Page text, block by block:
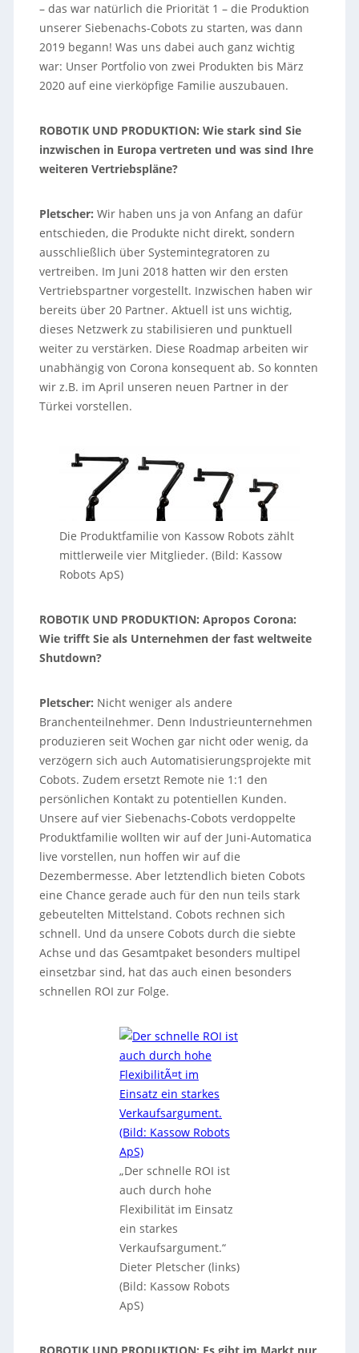
– das war natürlich die Priorität 1 – die Produktion
unserer Siebenachs-Cobots zu starten, was dann
2019 begann! Was uns dabei auch ganz wichtig
war: Unser Portfolio von zwei Produkten bis März
2020 auf eine vierköpfige Familie auszubauen.
ROBOTIK UND PRODUKTION: Wie stark sind Sie
inzwischen in Europa vertreten und was sind Ihre
weiteren Vertriebspläne?
Pletscher: Wir haben uns ja von Anfang an dafür
entschieden, die Produkte nicht direkt, sondern
ausschließlich über Systemintegratoren zu
vertreiben. Im Juni 2018 hatten wir den ersten
Vertriebspartner vorgestellt. Inzwischen haben wir
bereits über 20 Partner. Aktuell ist uns wichtig,
dieses Netzwerk zu stabilisieren und punktuell
weiter zu verstärken. Diese Roadmap arbeiten wir
unabhängig von Corona konsequent ab. So konnten
wir z.B. im April unseren neuen Partner in der
Türkei vorstellen.
Die Produktfamilie von Kassow Robots zählt
mittlerweile vier Mitglieder. (Bild: Kassow
Robots ApS)
ROBOTIK UND PRODUKTION: Apropos Corona:
Wie trifft Sie als Unternehmen der fast weltweite
Shutdown?
Pletscher: Nicht weniger als andere
Branchenteilnehmer. Denn Industrieunternehmen
produzieren seit Wochen gar nicht oder wenig, da
verzögern sich auch Automatisierungsprojekte mit
Cobots. Zudem ersetzt Remote nie 1:1 den
persönlichen Kontakt zu potentiellen Kunden.
Unsere auf vier Siebenachs-Cobots verdoppelte
Produktfamilie wollten wir auf der Juni-Automatica
live vorstellen, nun hoffen wir auf die
Dezembermesse. Aber letztendlich bieten Cobots
eine Chance gerade auch für den nun teils stark
gebeutelten Mittelstand. Cobots rechnen sich
schnell. Und da unsere Cobots durch die siebte
Achse und das Gesamtpaket besonders multipel
einsetzbar sind, hat das auch einen besonders
schnellen ROI zur Folge.
„Der schnelle ROI ist
auch durch hohe
Flexibilität im Einsatz
ein starkes
Verkaufsargument.“
Dieter Pletscher (links)
(Bild: Kassow Robots
ApS)